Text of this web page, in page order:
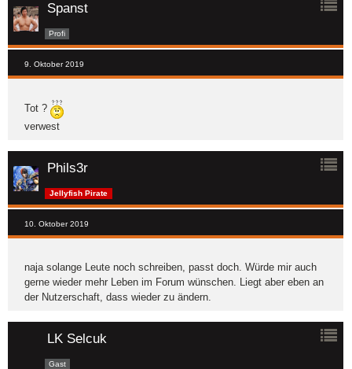
Spanst
Profi
9. Oktober 2019
Tot ?
verwest
Phils3r
Jellyfish Pirate
10. Oktober 2019
naja solange Leute noch schreiben, passt doch. Würde mir auch
gerne wieder mehr Leben im Forum wünschen. Liegt aber eben an
der Nutzerschaft, dass wieder zu ändern.
LK Selcuk
Gast